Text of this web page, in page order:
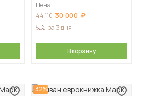
Цена
44 110 30 000
за 3 дня
В корзину
-32%